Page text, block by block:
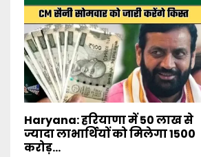
Haryana: हरियाणा में 50 लाख से
ज्यादा लाभार्थियों को मिलेगा 1500
करोड़...